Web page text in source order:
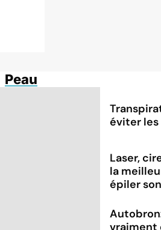
Peau
éviter les
Laser,
la
épiler
vraiment